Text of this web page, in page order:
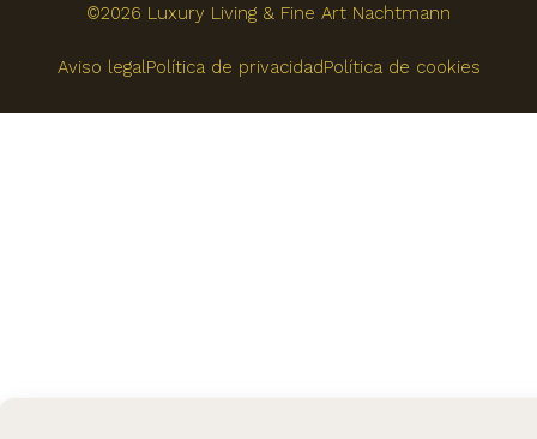
©2026 Luxury Living & Fine Art Nachtmann
Aviso legalPolítica de privacidadPolítica de cookies